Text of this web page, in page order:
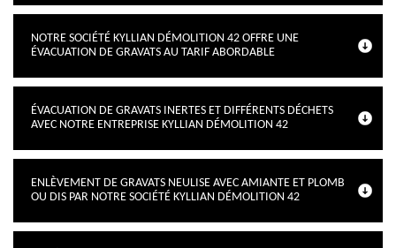
NOTRE SOCIÉTÉ KYLLIAN DÉMOLITION 42 OFFRE UNE
ÉVACUATION DE GRAVATS AU TARIF ABORDABLE
ÉVACUATION DE GRAVATS INERTES ET DIFFÉRENTS DÉCHETS
AVEC NOTRE ENTREPRISE KYLLIAN DÉMOLITION 42
ENLÈVEMENT DE GRAVATS NEULISE AVEC AMIANTE ET PLOMB
OU DIS PAR NOTRE SOCIÉTÉ KYLLIAN DÉMOLITION 42